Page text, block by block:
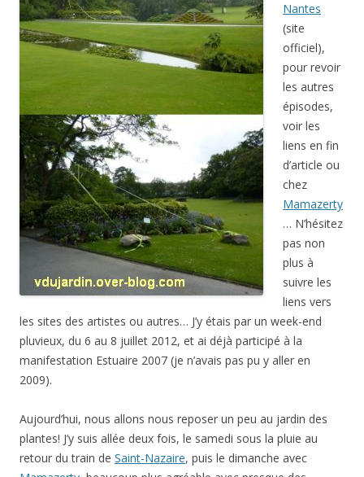
Nantes
(site
officiel),
pour revoir
les autres
épisodes,
voir les
liens en fin
d’article ou
chez
Mamazerty
… N’hésitez
pas non
plus à
suivre les
liens vers
les sites des artistes ou autres… J’y étais par un week-end
pluvieux, du 6 au 8 juillet 2012, et ai déjà participé à la
manifestation Estuaire 2007 (je n’avais pas pu y aller en
2009).
Aujourd’hui, nous allons nous reposer un peu au jardin des
plantes! J’y suis allée deux fois, le samedi sous la pluie au
retour du train de Saint-Nazaire, puis le dimanche avec